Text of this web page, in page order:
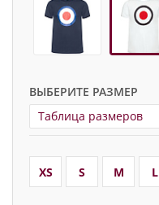
ВЫБЕРИТЕ РАЗМЕР
Таблица размеров
XS S M L